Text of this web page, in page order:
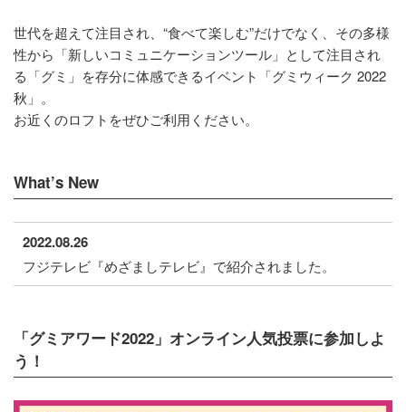
世代を超えて注目され、“食べて楽しむ”だけでなく、その多様
性から「新しいコミュニケーションツール」として注目され
る「グミ」を存分に体感できるイベント「グミウィーク 2022
秋」。
お近くのロフトをぜひご利用ください。
What’s New
2022.08.26
フジテレビ『めざましテレビ』で紹介されました。
「グミアワード2022」オンライン人気投票に参加しよ
う！